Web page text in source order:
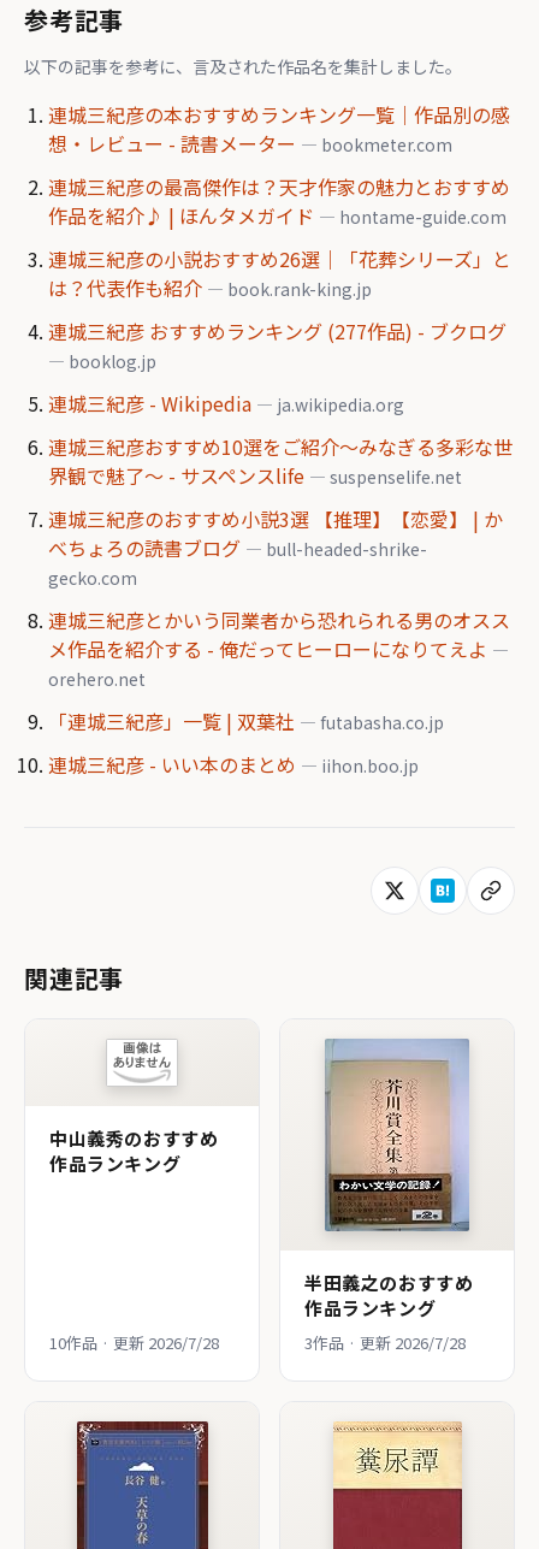
参考記事
以下の記事を参考に、言及された作品名を集計しました。
連城三紀彦の本おすすめランキング一覧｜作品別の感
想・レビュー - 読書メーター — bookmeter.com
連城三紀彦の最高傑作は？天才作家の魅力とおすすめ
作品を紹介♪ | ほんタメガイド — hontame-guide.com
連城三紀彦の小説おすすめ26選｜「花葬シリーズ」と
は？代表作も紹介 — book.rank-king.jp
連城三紀彦 おすすめランキング (277作品) - ブクログ
— booklog.jp
連城三紀彦 - Wikipedia — ja.wikipedia.org
連城三紀彦おすすめ10選をご紹介～みなぎる多彩な世
界観で魅了～ - サスペンスlife — suspenselife.net
連城三紀彦のおすすめ小説3選 【推理】【恋愛】 | か
べちょろの読書ブログ — bull-headed-shrike-
gecko.com
連城三紀彦とかいう同業者から恐れられる男のオスス
メ作品を紹介する - 俺だってヒーローになりてえよ —
orehero.net
「連城三紀彦」一覧 | 双葉社 — futabasha.co.jp
連城三紀彦 - いい本のまとめ — iihon.boo.jp
関連記事
中山義秀のおすすめ
作品ランキング
10作品 · 更新 2026/7/28
半田義之のおすすめ
作品ランキング
3作品 · 更新 2026/7/28